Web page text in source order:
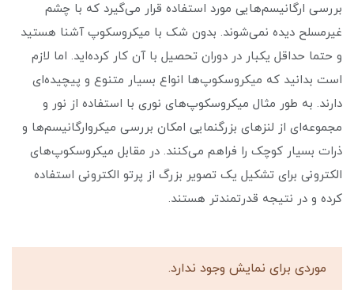
بررسی ارگانیسم‌هایی مورد استفاده قرار می‌گیرد که با چشم
غیرمسلح دیده نمی‌شوند. بدون شک با میکروسکوپ آشنا هستید
و حتما حداقل یکبار در دوران تحصیل با آن کار کرده‌اید. اما لازم
است بدانید که میکروسکوپ‌ها انواع بسیار متنوع و پیچیده‌ای
دارند. به طور مثال میکروسکوپ‌های نوری با استفاده از نور و
مجموعه‌ای از لنزهای بزرگنمایی امکان بررسی میکروارگانیسم‌ها و
ذرات بسیار کوچک را فراهم می‌کنند. در مقابل میکروسکوپ‌های
الکترونی برای تشکیل یک تصویر بزرگ از پرتو الکترونی استفاده
کرده و در نتیجه قدرتمندتر هستند.
موردی برای نمایش وجود ندارد.